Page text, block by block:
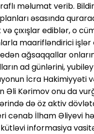
məlumat verib.
əsasında
çıxışlar ediblər, o
maarifləndirici işlər
ağsaqqallar
ad günlərini,
İcra Hakimiyyəti
Kərimov onu da
də öz aktiv
cənab İlham Əliyevi
informasiya